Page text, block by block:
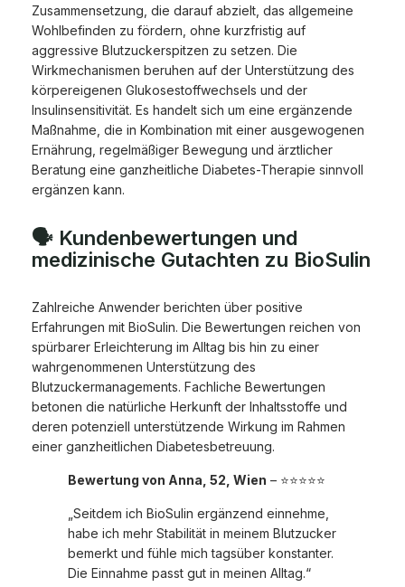
Zusammensetzung, die darauf abzielt, das allgemeine
Wohlbefinden zu fördern, ohne kurzfristig auf
aggressive Blutzuckerspitzen zu setzen. Die
Wirkmechanismen beruhen auf der Unterstützung des
körpereigenen Glukosestoffwechsels und der
Insulinsensitivität. Es handelt sich um eine ergänzende
Maßnahme, die in Kombination mit einer ausgewogenen
Ernährung, regelmäßiger Bewegung und ärztlicher
Beratung eine ganzheitliche Diabetes-Therapie sinnvoll
ergänzen kann.
🗣️ Kundenbewertungen und
medizinische Gutachten zu BioSulin
Zahlreiche Anwender berichten über positive
Erfahrungen mit BioSulin. Die Bewertungen reichen von
spürbarer Erleichterung im Alltag bis hin zu einer
wahrgenommenen Unterstützung des
Blutzuckermanagements. Fachliche Bewertungen
betonen die natürliche Herkunft der Inhaltsstoffe und
deren potenziell unterstützende Wirkung im Rahmen
einer ganzheitlichen Diabetesbetreuung.
Bewertung von Anna, 52, Wien – ⭐⭐⭐⭐⭐
„Seitdem ich BioSulin ergänzend einnehme,
habe ich mehr Stabilität in meinem Blutzucker
bemerkt und fühle mich tagsüber konstanter.
Die Einnahme passt gut in meinen Alltag.“